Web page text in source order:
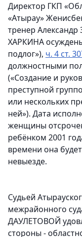
Директор ГКП
«Атырау»
тренер
ХАРКИНА
подлог»), ч. 4 ст.
должностными
(«Создание и
преступной
или нескольких
ней»). Дата
женщины
ребёнком 2001
времени она
невыезде.
Судьей
межрайонного
ДАУЛЕТОВОЙ
стороны -